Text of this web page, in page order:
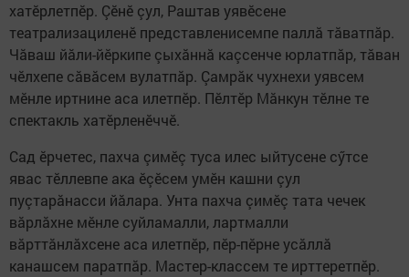
хатӗрлетпӗр. Çӗнӗ çул, Раштав уявӗсене
театрализациленӗ представленисемпе паллă тăватпăр.
Чăваш йăли-йӗркипе çыхăннă каçсенче юрлатпӑр, тӑван
чӗлхепе сӑвӑсем вулатпӑр. Çамрӑк чухнехи уявсем
мӗнле иртнине аса илетпӗр. Пӗлтӗр Мӑнкун тӗлне те
спектакль хатӗрленӗччӗ.
Сад ӗрчетес, пахча çимӗç туса илес ыйтусене сӳтсе
явас тӗллевпе ака ӗçӗсем умӗн кашни çул
пуçтарăнасси йăлара. Унта пахча çимӗç тата чечек
вӑрлӑхне мӗнле суйламалли, лартмалли
вăрттăнлăхсене аса илетпӗр, пӗр-пӗрне усăллă
канашсем паратпăр. Мастер-классем те ирттеретпӗр.